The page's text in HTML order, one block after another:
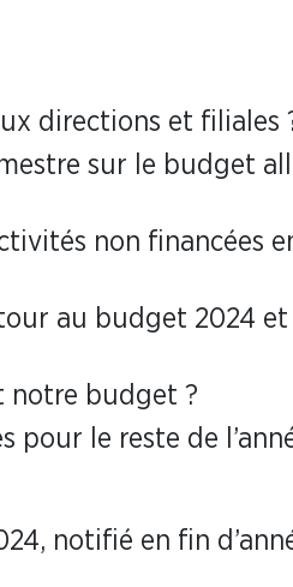
directions et filiales
sur le budget
non financées
au budget 2024 et
notre budget ?
le reste de
notifié en fin